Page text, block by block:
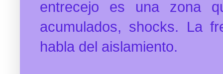
entrecejo es una zona
acumulados, shocks. La
habla del aislamiento.